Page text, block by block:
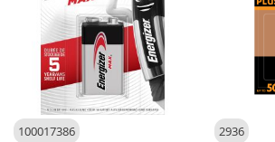
100017386 2936